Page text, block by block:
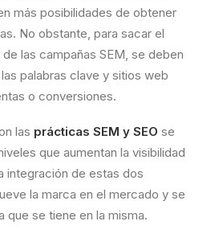
más posibilidades de obtener
No obstante, para sacar el
las campañas SEM, se deben
palabras clave y sitios web
o conversiones.
las prácticas SEM y SEO se
que aumentan la visibilidad
integración de estas dos
la marca en el mercado y se
que se tiene en la misma.